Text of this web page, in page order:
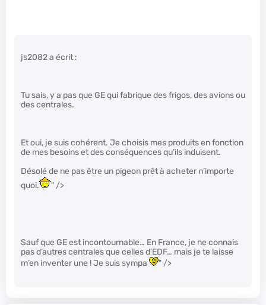
js2082 a écrit :
Tu sais, y a pas que GE qui fabrique des frigos, des avions ou
des centrales.
Et oui, je suis cohérent. Je choisis mes produits en fonction
de mes besoins et des conséquences qu’ils induisent.
Désolé de ne pas être un pigeon prêt à acheter n’importe
quoi.
" />
Sauf que GE est incontournable… En France, je ne connais
pas d’autres centrales que celles d’EDF… mais je te laisse
m’en inventer une ! Je suis sympa
" />